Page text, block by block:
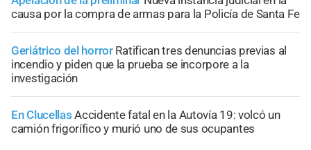
causa por la compra de armas para la Policía de Santa Fe
Geriátrico del horror Ratifican tres denuncias previas al
incendio y piden que la prueba se incorpore a la
investigación
En Clucellas Accidente fatal en la Autovía 19: volcó un
camión frigorífico y murió uno de sus ocupantes